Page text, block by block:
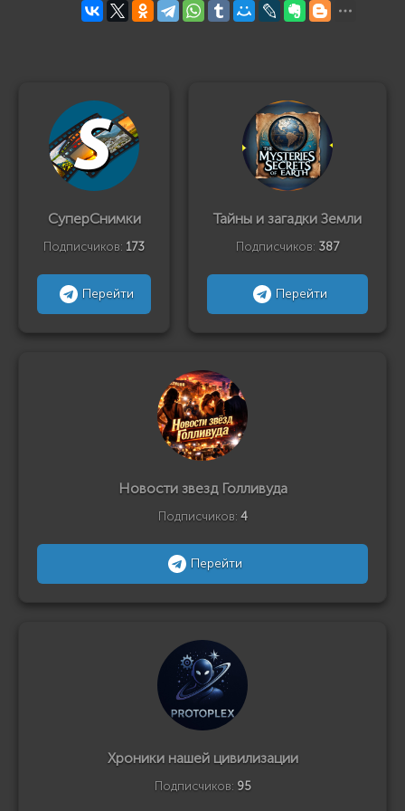
СуперСнимки
Подписчиков: 173
Перейти
Тайны и загадки Земли
Подписчиков: 387
Перейти
Новости звезд Голливуда
Подписчиков: 4
Перейти
Хроники нашей цивилизации
Подписчиков: 95